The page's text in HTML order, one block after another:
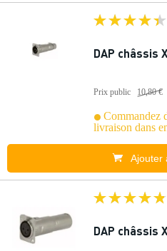
DAP châssis
Prix public 10,80 €
Commandez
livraison dans
Ajouter
DAP châssis